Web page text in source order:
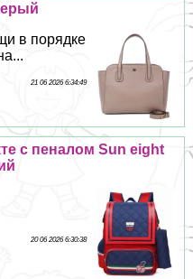
в порядке
21 06 2026 6:34:49
с пеналом Sun eight
20 06 2026 6:30:38